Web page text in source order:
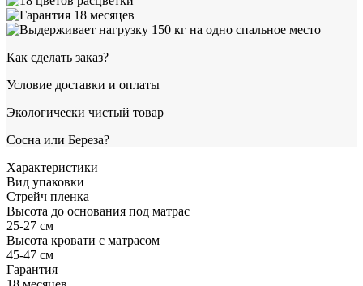
Как сделать заказ?
Условие доставки и оплаты
Экологически чистый товар
Сосна или Береза?
Характеристики
Вид упаковки
Стрейч пленка
Высота до основания под матрас
25-27 см
Высота кровати с матрасом
45-47 см
Гарантия